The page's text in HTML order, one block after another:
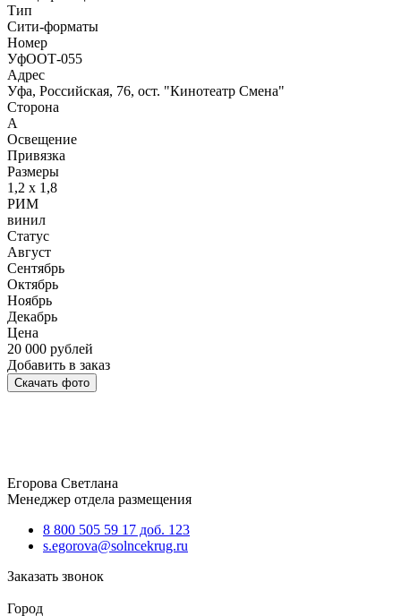
Тип
Сити-форматы
Номер
УфООТ-055
Адрес
Уфа, Российская, 76, ост. "Кинотеатр Смена"
Сторона
А
Освещение
Привязка
Размеры
1,2 х 1,8
РИМ
винил
Статус
Август
Сентябрь
Октябрь
Ноябрь
Декабрь
Цена
20 000 рублей
Добавить в заказ
Скачать фото
Егорова Светлана
Менеджер отдела размещения
8 800 505 59 17 доб. 123
s.egorova@solncekrug.ru
Заказать звонок
Город